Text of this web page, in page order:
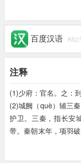
只要有知心朋友
海角，感觉就像
岔道分手，实在
百度汉语 AI让
注释
(1)少府：官名。之：
(2)城阙（què）辅三
护卫。三秦，指长安
带。秦朝末年，项羽
降将，所以称三秦。